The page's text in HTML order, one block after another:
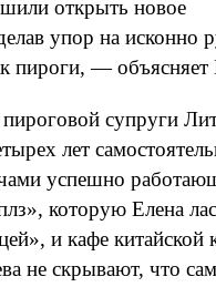
открыть новое
упор на исконно
пироги, — объясняет
супруги
лет
успешно
которую Елена
и кафе китайской
не скрывают, что